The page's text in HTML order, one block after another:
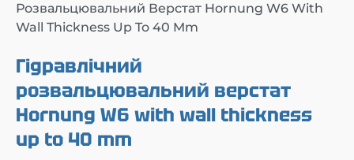
Розвальцювальний Верстат Hornung W6 With
Wall Thickness Up To 40 Mm
Гідравлічний
розвальцювальний верстат
Hornung W6 with wall thickness
up to 40 mm